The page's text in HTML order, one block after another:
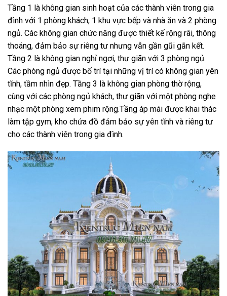
Tầng 1 là không gian sinh hoạt của các thành viên trong gia
đình với 1 phòng khách, 1 khu vực bếp và nhà ăn và 2 phòng
ngủ. Các không gian chức năng được thiết kế rộng rãi, thông
thoáng, đảm bảo sự riêng tư nhưng vẫn gần gũi gắn kết.
Tầng 2 là không gian nghỉ ngơi, thư giãn với 3 phòng ngủ.
Các phòng ngủ được bố trí tại những vị trí có không gian yên
tĩnh, tầm nhìn đẹp. Tầng 3 là không gian phòng thờ rộng,
cùng với các phòng ngủ khách, thư giãn với một phòng nghe
nhạc một phòng xem phim rộng.Tầng áp mái được khai thác
làm tập gym, kho chứa đồ đảm bảo sự yên tĩnh và riêng tư
cho các thành viên trong gia đình.